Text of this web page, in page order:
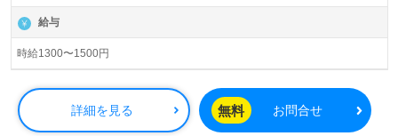
給与
時給1300〜1500円
詳細を見る 無料 お問合せ